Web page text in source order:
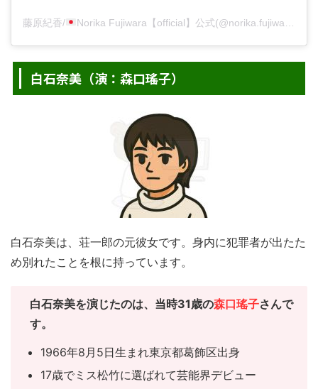
藤原紀香/ Norika Fujiwara【official】公式(@norika.fujiwara.official)がシェアした投稿
白石奈美（演：森口瑤子）
白石奈美は、荘一郎の元彼女です。身内に犯罪者が出たた
め別れたことを根に持っています。
白石奈美を演じたのは、当時31歳の森口瑤子さんで
す。
1966年8月5日生まれ東京都葛飾区出身
17歳でミス松竹に選ばれて芸能界デビュー